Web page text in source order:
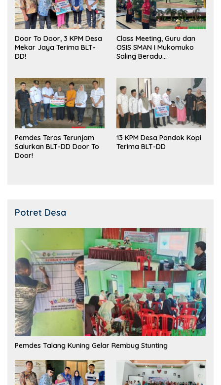
Door To Door, 3 KPM Desa
Mekar Jaya Terima BLT-
DD!
Class Meeting, Guru dan
OSIS SMAN I Mukomuko
Saling Beradu
Pemdes Teras Terunjam
Salurkan BLT-DD Door To
Door!
13 KPM Desa Pondok Kopi
Terima BLT-DD
Potret Desa
Pemdes Talang Kuning Gelar Rembug Stunting